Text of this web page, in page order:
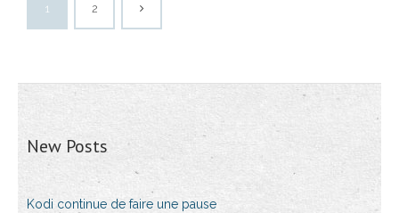
1 2
New Posts
Kodi continue de faire une pause